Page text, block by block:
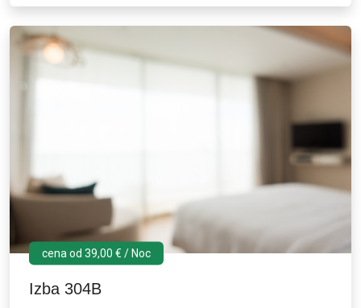
cena od 39,00 € / Noc
Izba 304B